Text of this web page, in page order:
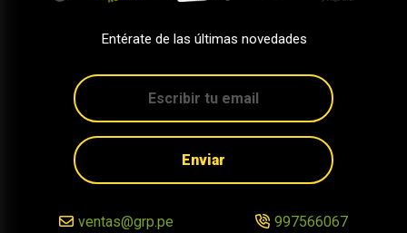
Entérate de las últimas novedades
Enviar
ventas@grp.pe 997566067